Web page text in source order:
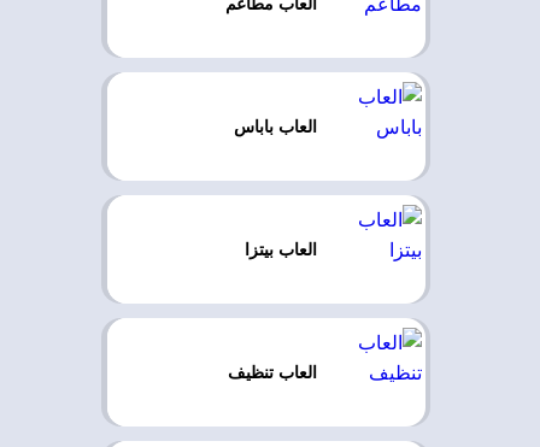
العاب باباس
العاب بيتزا
العاب تنظيف